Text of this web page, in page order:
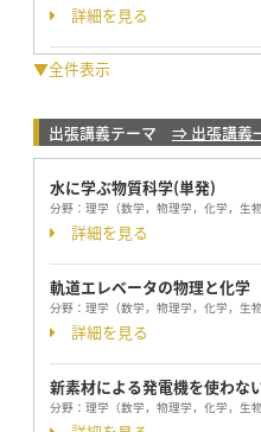
詳細を見る
▼全件表示
出張講義テーマ ⇒ 出張講義
水に学ぶ物質科学(単発)
分野： 理学（数学，物理学，化学，生
詳細を見る
軌道エレベータの物理と化学
分野： 理学（数学，物理学，化学，生
詳細を見る
新素材による発電機を使わな
分野： 理学（数学，物理学，化学，生